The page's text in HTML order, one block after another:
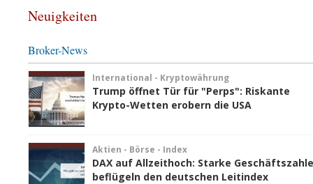
Neuigkeiten
Broker-News
International - Kryptowährung
Trump öffnet Tür für "Perps": Riskante
Krypto-Wetten erobern die USA
Aktien - Börse - Index
DAX auf Allzeithoch: Starke
beflügeln den deutschen Leitindex